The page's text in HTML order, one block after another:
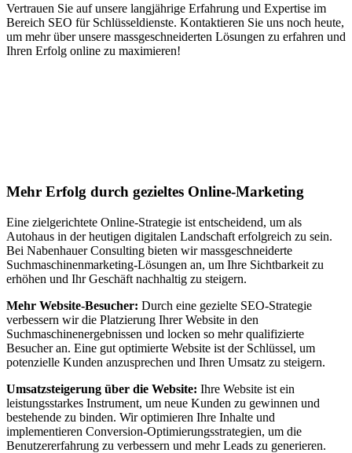
Vertrauen Sie auf unsere langjährige Erfahrung und Expertise im
Bereich SEO für Schlüsseldienste. Kontaktieren Sie uns noch heute,
um mehr über unsere massgeschneiderten Lösungen zu erfahren und
Ihren Erfolg online zu maximieren!
Mehr Erfolg durch gezieltes Online-Marketing
Eine zielgerichtete Online-Strategie ist entscheidend, um als
Autohaus in der heutigen digitalen Landschaft erfolgreich zu sein.
Bei Nabenhauer Consulting bieten wir massgeschneiderte
Suchmaschinenmarketing-Lösungen an, um Ihre Sichtbarkeit zu
erhöhen und Ihr Geschäft nachhaltig zu steigern.
Mehr Website-Besucher: Durch eine gezielte SEO-Strategie
verbessern wir die Platzierung Ihrer Website in den
Suchmaschinenergebnissen und locken so mehr qualifizierte
Besucher an. Eine gut optimierte Website ist der Schlüssel, um
potenzielle Kunden anzusprechen und Ihren Umsatz zu steigern.
Umsatzsteigerung über die Website: Ihre Website ist ein
leistungsstarkes Instrument, um neue Kunden zu gewinnen und
bestehende zu binden. Wir optimieren Ihre Inhalte und
implementieren Conversion-Optimierungsstrategien, um die
Benutzererfahrung zu verbessern und mehr Leads zu generieren.